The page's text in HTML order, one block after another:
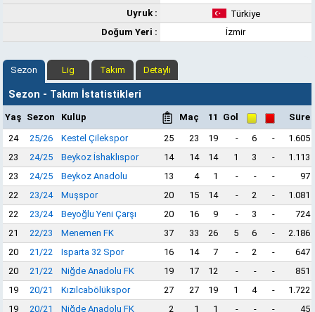
Uyruk :
Türkiye
Doğum Yeri :
İzmir
Sezon Lig Takım Detaylı
Sezon - Takım İstatistikleri
Yaş Sezon Kulüp Maç 11 Gol
Süre
24
25/26 Kestel Çilekspor 25 23 19 - 6 -
1.605
23
24/25 Beykoz İshaklıspor 14 14 14 1 3 -
1.113
23
24/25 Beykoz Anadolu 13 4 1 - - -
97
22
23/24 Muşspor 20 15 14 - 2 -
1.081
22
23/24 Beyoğlu Yeni Çarşı 20 16 9 - 3 -
724
21
22/23 Menemen FK 37 33 26 5 6 -
2.186
20
21/22 Isparta 32 Spor 16 14 7 - 2 -
647
20
21/22 Niğde Anadolu FK 19 17 12 - - -
851
19
20/21 Kızılcabölükspor 27 27 19 1 4 -
1.722
19
20/21 Niğde Anadolu FK 2 1 1 - - - 45